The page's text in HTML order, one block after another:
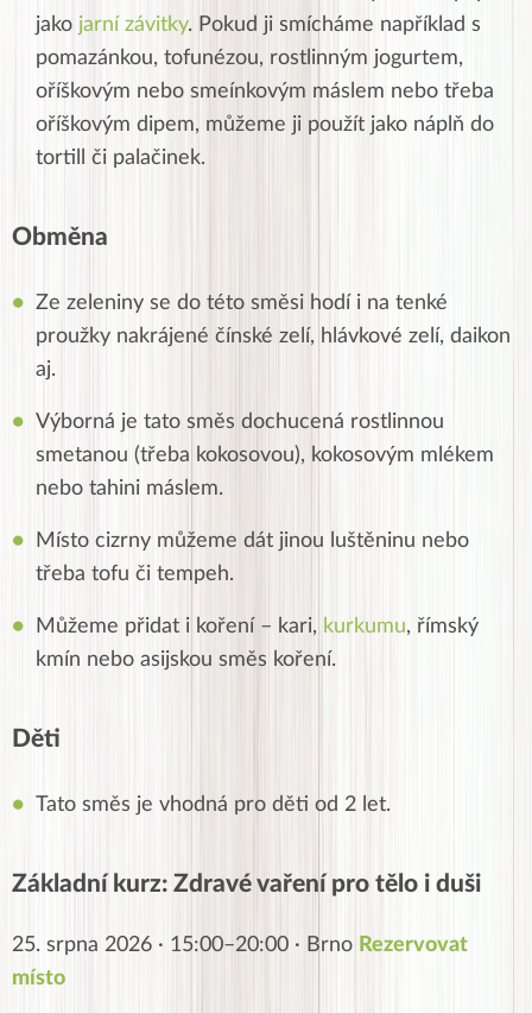
jako jarní závitky. Pokud ji smícháme například s
pomazánkou, tofunézou, rostlinným jogurtem,
oříškovým nebo smeínkovým máslem nebo třeba
oříškovým dipem, můžeme ji použít jako náplň do
tortill či palačinek.
Obměna
Ze zeleniny se do této směsi hodí i na tenké
proužky nakrájené čínské zelí, hlávkové zelí, daikon
aj.
Výborná je tato směs dochucená rostlinnou
smetanou (třeba kokosovou), kokosovým mlékem
nebo tahini máslem.
Místo cizrny můžeme dát jinou luštěninu nebo
třeba tofu či tempeh.
Můžeme přidat i koření – kari, kurkumu, římský
kmín nebo asijskou směs koření.
Děti
Tato směs je vhodná pro děti od 2 let.
Základní kurz: Zdravé vaření pro tělo i duši
25. srpna 2026 · 15:00–20:00 · Brno Rezervovat
místo